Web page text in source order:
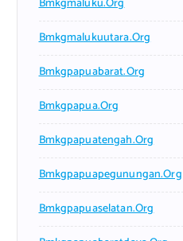
Bmkgmaluku.org
Bmkgmalukuutara.org
Bmkgpapuabarat.org
Bmkgpapua.org
Bmkgpapuatengah.org
Bmkgpapuapegunungan.org
Bmkgpapuaselatan.org